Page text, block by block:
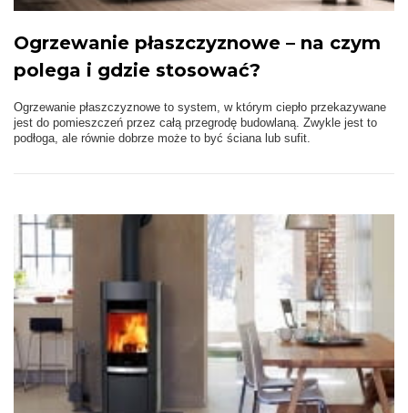
Ogrzewanie płaszczyznowe – na czym
polega i gdzie stosować?
Ogrzewanie płaszczyznowe to system, w którym ciepło przekazywane
jest do pomieszczeń przez całą przegrodę budowlaną. Zwykle jest to
podłoga, ale równie dobrze może to być ściana lub sufit.